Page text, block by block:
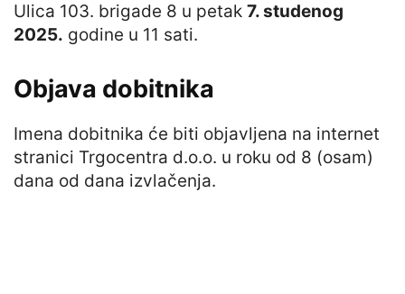
Ulica 103. brigade 8 u petak 7. studenog
2025. godine u 11 sati.
Objava dobitnika
Imena dobitnika će biti objavljena na internet
stranici Trgocentra d.o.o. u roku od 8 (osam)
dana od dana izvlačenja.